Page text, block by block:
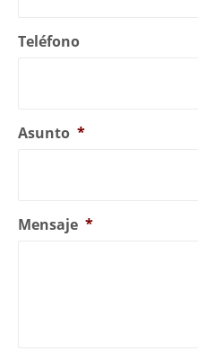
Teléfono
Asunto *
Mensaje *